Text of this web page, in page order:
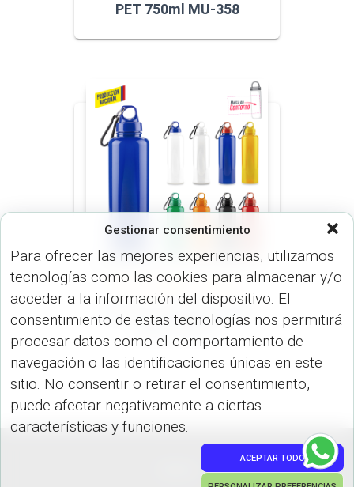
Gestionar consentimiento
Para ofrecer las mejores experiencias, utilizamos
tecnologías como las cookies para almacenar y/o
acceder a la información del dispositivo. El
consentimiento de estas tecnologías nos permitirá
procesar datos como el comportamiento de
navegación o las identificaciones únicas en este
sitio. No consentir o retirar el consentimiento,
puede afectar negativamente a ciertas
características y funciones.
ACEPTAR TODO
PET 750ml MU-358
BOTILITOS (MUGS & TERMOS)
Botilito Carabinero PVC